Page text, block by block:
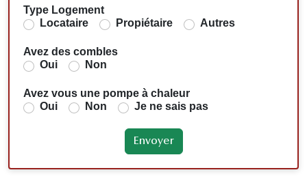
Type Logement
Locataire
Propiétaire Autres
Avez des combles
Oui
Non
Avez vous une pompe à chaleur
Oui
Non Je ne sais pas